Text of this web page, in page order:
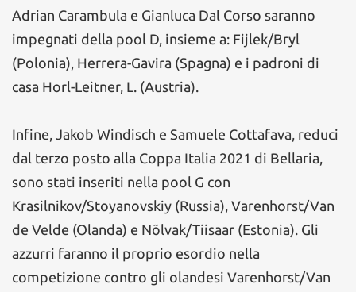
Adrian Carambula e Gianluca Dal Corso saranno
impegnati della pool D, insieme a: Fijlek/Bryl
(Polonia), Herrera-Gavira (Spagna) e i padroni di
casa Horl-Leitner, L. (Austria).
Infine, Jakob Windisch e Samuele Cottafava, reduci
dal terzo posto alla Coppa Italia 2021 di Bellaria,
sono stati inseriti nella pool G con
Krasilnikov/Stoyanovskiy (Russia), Varenhorst/Van
de Velde (Olanda) e Nõlvak/Tiisaar (Estonia). Gli
azzurri faranno il proprio esordio nella
competizione contro gli olandesi Varenhorst/Van